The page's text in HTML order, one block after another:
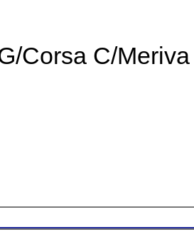
Corsa C/Meriva